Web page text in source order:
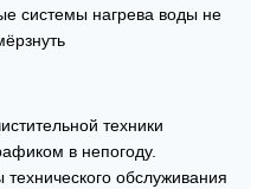
системы нагрева воды не
техники
в непогоду.
обслуживания